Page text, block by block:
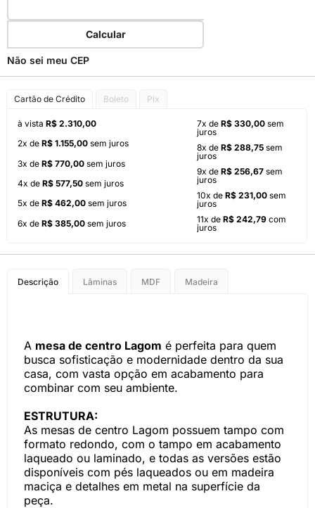
Calcular
Não sei meu CEP
Cartão de Crédito Boleto Pix
à vista R$ 2.310,00
2x de R$ 1.155,00 sem juros
3x de R$ 770,00 sem juros
4x de R$ 577,50 sem juros
5x de R$ 462,00 sem juros
6x de R$ 385,00 sem juros
7x de R$ 330,00 sem
juros
8x de R$ 288,75 sem
juros
9x de R$ 256,67 sem
juros
10x de R$ 231,00 sem
juros
11x de R$ 242,79 com
juros
Descrição Lâminas MDF Madeira
A mesa de centro Lagom é perfeita para quem
busca sofisticação e modernidade dentro da sua
casa, com vasta opção em acabamento para
combinar com seu ambiente.
ESTRUTURA:
As mesas de centro Lagom possuem tampo com
formato redondo, com o tampo em acabamento
laqueado ou laminado, e todas as versões estão
disponíveis com pés laqueados ou em madeira
maciça e detalhes em metal na superfície da
peça.